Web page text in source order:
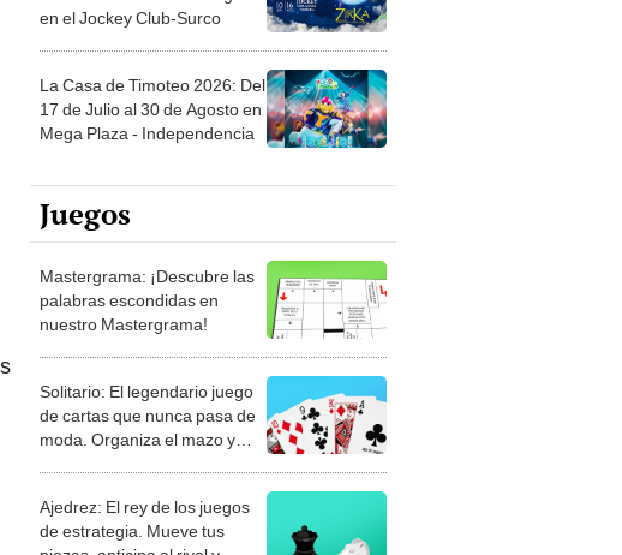
La Casa de Timoteo 2026: Del
17 de Julio al 30 de Agosto en
Mega Plaza - Independencia
Juegos
Mastergrama: ¡Descubre las
palabras escondidas en
nuestro Mastergrama!
Solitario: El legendario juego
de cartas que nunca pasa de
moda. Organiza el mazo y
demuestra tu habilidad.
Ajedrez: El rey de los juegos
de estrategia. Mueve tus
piezas, anticipa al rival y
consigue el jaque mate.